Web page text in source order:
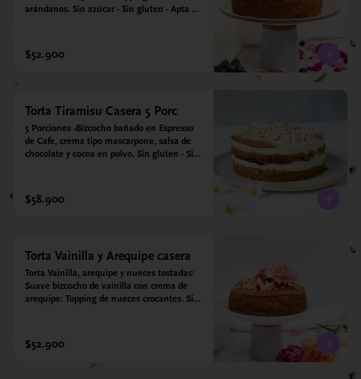
arándanos. Sin azúcar - Sin gluten - Apta
$52.900
Torta Tiramisu Casera 5 Porc
5 Porciones -Bizcocho bañado en Espresso
de Cafe, crema tipo mascarpone, salsa de
chocolate y cocoa en polvo. Sin gluten - Sin
$58.900
Torta Vainilla y Arequipe casera
Torta Vainilla, arequipe y nueces tostadas:
Suave bizcocho de vainilla con crema de
arequipe: Topping de nueces crocantes. Sin
Endulzada con estevia.
$52.900